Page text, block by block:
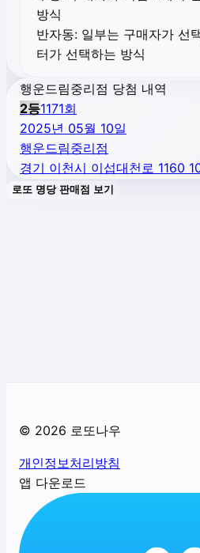
방식
반자동: 일부는 구매자가 선
터가 선택하는 방식
행운드림중리점 당첨 내역
2등1171회
2025년 05월 10일
행운드림중리점
경기 이천시 이섭대천로 1160
로또 명당 판매점 보기
© 2026 로또나우
개인정보처리방침
앱 다운로드